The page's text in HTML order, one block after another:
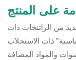
على المنتج
من الراتنجات ذات
ذات الاستحلاب
والمواد المضافة